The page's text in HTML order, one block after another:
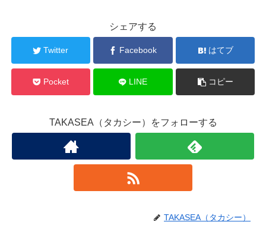
シェアする
Twitter Facebook はてブ
Pocket LINE コピー
TAKASEA（タカシー）をフォローする
TAKASEA（タカシー）